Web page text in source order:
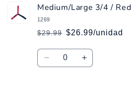
Medium/Large
3/4
Pink
Medium/Large
/
Pink
Medium/Large 3/4 / Red
1269
Precio
habitual
$29.99
Precio
de
oferta
$26.99/unidad
Cantidad
Reducir
Aumentar